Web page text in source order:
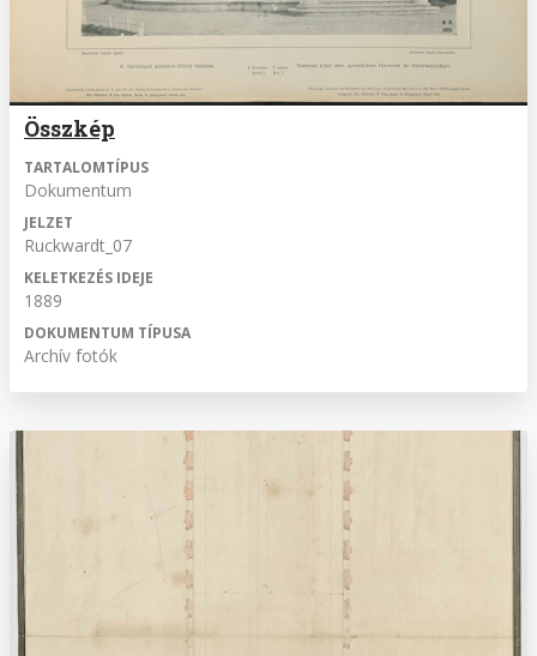
Összkép
TARTALOMTÍPUS
Dokumentum
JELZET
Ruckwardt_07
KELETKEZÉS IDEJE
1889
DOKUMENTUM TÍPUSA
Archív fotók